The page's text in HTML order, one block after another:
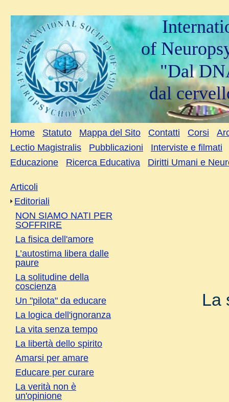
of
"Dal
dal
Home Statuto Mappa del Sito Contatti Corsi
Lectio Magistralis
Pubblicazioni
Interviste e filmati
Educazione
Ricerca Educativa Diritti Umani e
La
Articoli
Editoriali
NON SIAMO NATI PER
SOFFRIRE
La fisica dell'amore
L’autostima libera dalle
paure
La solitudine della
coscienza
Un "pilota" da educare
La logica dell'ignoranza
La vita senza tempo
La libertà dello spirito
Amarsi per amare
Educare per curare
La verità non è
un'opinione